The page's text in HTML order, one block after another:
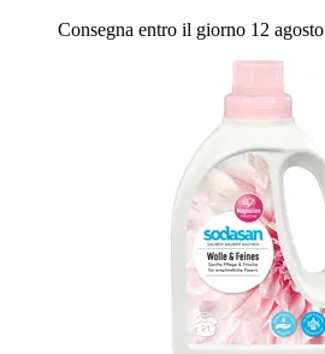
Consegna entro il giorno 12 agosto